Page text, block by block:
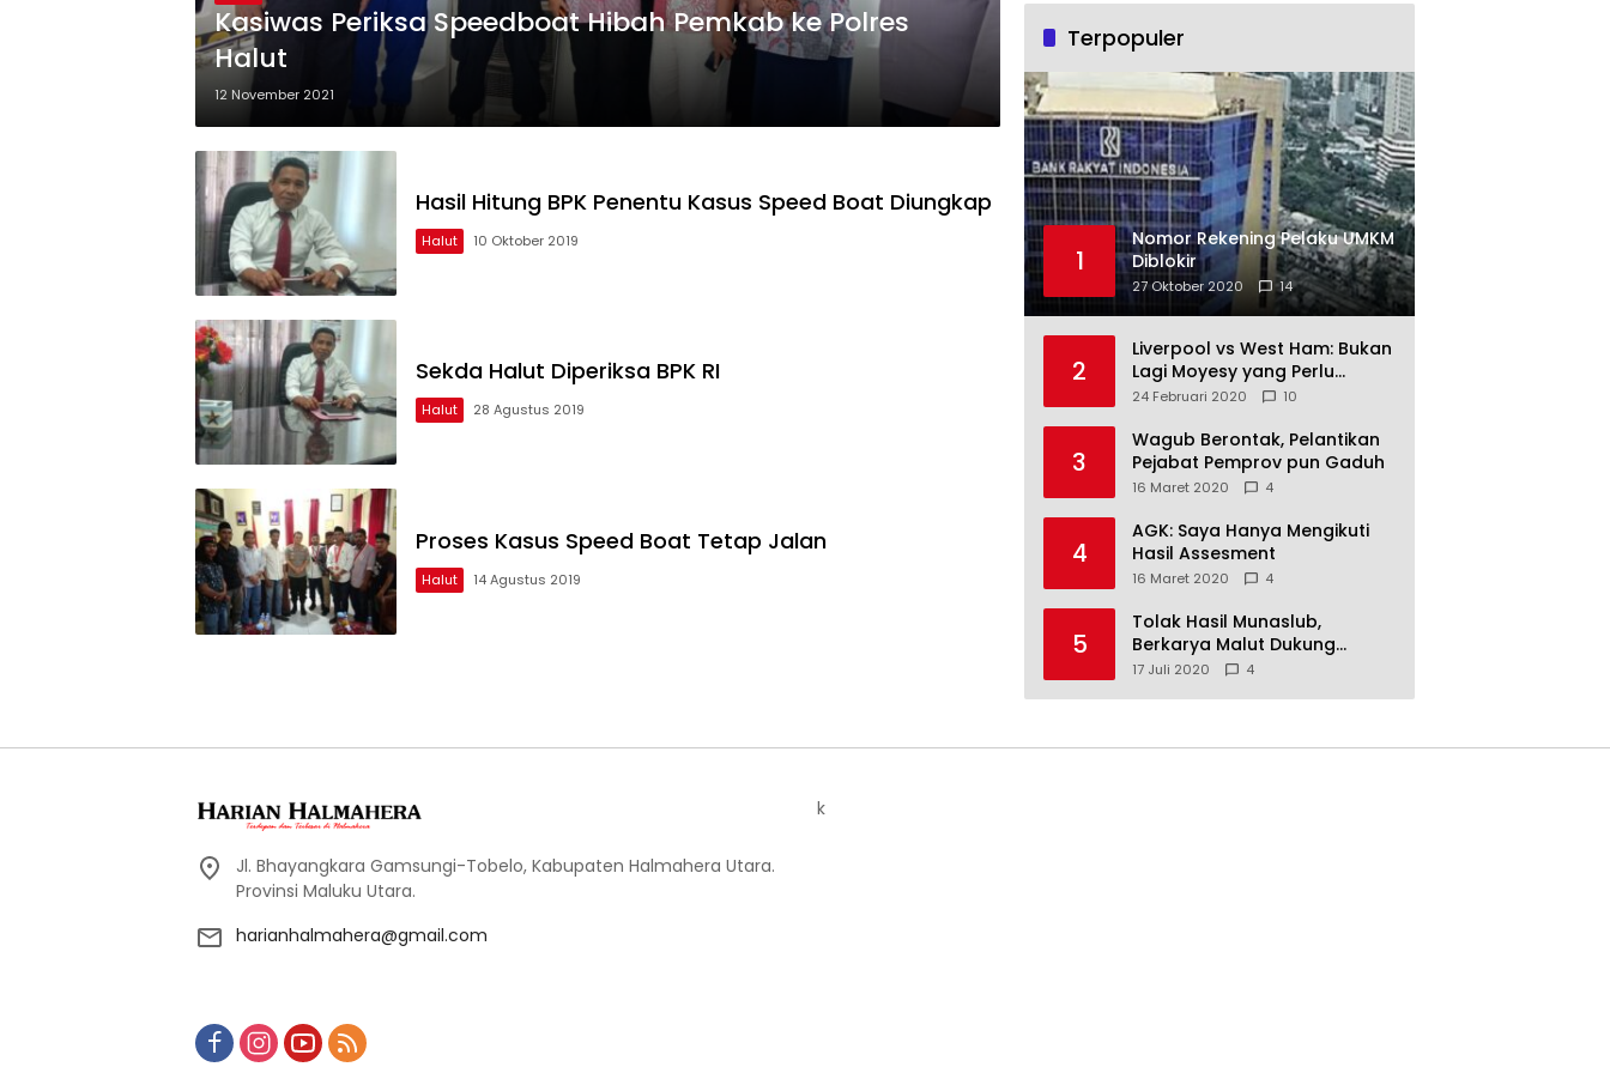
Kasiwas Periksa Speedboat Hibah Pemkab ke Polres
Halut
12 November 2021
Hasil Hitung BPK Penentu Kasus Speed Boat Diungkap
Halut 10 Oktober 2019
Sekda Halut Diperiksa BPK RI
Halut 28 Agustus 2019
Proses Kasus Speed Boat Tetap Jalan
Halut 14 Agustus 2019
Terpopuler
1
Nomor Rekening Pelaku UMKM
Diblokir
27 Oktober 2020 14
2
Liverpool vs West Ham: Bukan
Lagi Moyesy yang Perlu
Ditakuti
24 Februari 2020 10
3
Wagub Berontak, Pelantikan
Pejabat Pemprov pun Gaduh
16 Maret 2020 4
4
AGK: Saya Hanya Mengikuti
Hasil Assesment
16 Maret 2020 4
5
Tolak Hasil Munaslub,
Berkarya Malut Dukung
Tommy Soeharto
17 Juli 2020 4
Jl. Bhayangkara Gamsungi-Tobelo, Kabupaten Halmahera Utara.
Provinsi Maluku Utara.
harianhalmahera@gmail.com
k